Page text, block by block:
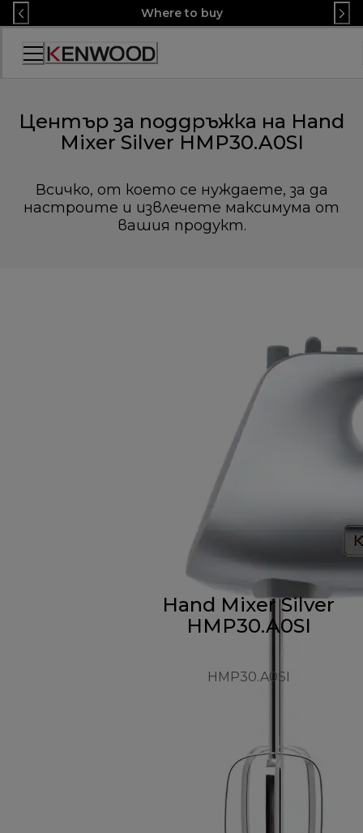
Skip
to
Content
Where to buy
Декларация
Център за поддръжка на Hand
Mixer Silver HMP30.A0SI
Всичко, от което се нуждаете, за да
настроите и извлечете максимума от
вашия продукт.
Hand Mixer Silver
HMP30.A0SI
HMP30.A0SI